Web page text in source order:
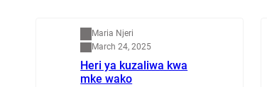
Maria Njeri
March 24, 2025
Heri ya kuzaliwa kwa
mke wako